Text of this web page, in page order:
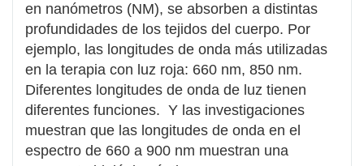
en nanómetros (NM), se absorben a distintas
profundidades de los tejidos del cuerpo. Por
ejemplo, las longitudes de onda más utilizadas
en la terapia con luz roja: 660 nm, 850 nm.
Diferentes longitudes de onda de luz tienen
diferentes funciones. Y las investigaciones
muestran que las longitudes de onda en el
espectro de 660 a 900 nm muestran una